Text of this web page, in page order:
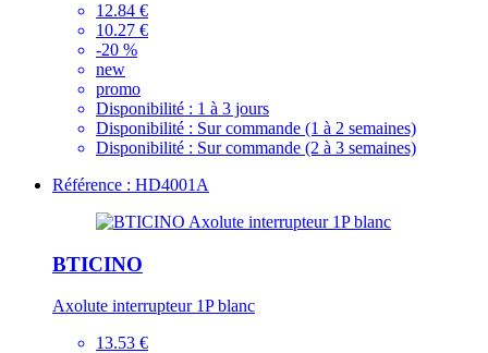
12.84 €
10.27 €
-20 %
new
promo
Disponibilité : 1 à 3 jours
Disponibilité : Sur commande (1 à 2 semaines)
Disponibilité : Sur commande (2 à 3 semaines)
Référence : HD4001A
BTICINO
Axolute interrupteur 1P blanc
13.53 €